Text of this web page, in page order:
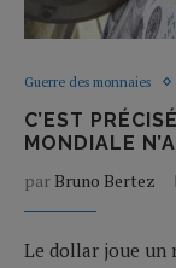
Guerre des monnaies
C’EST
MONDIALE
par Bruno Bertez
Le dollar joue un